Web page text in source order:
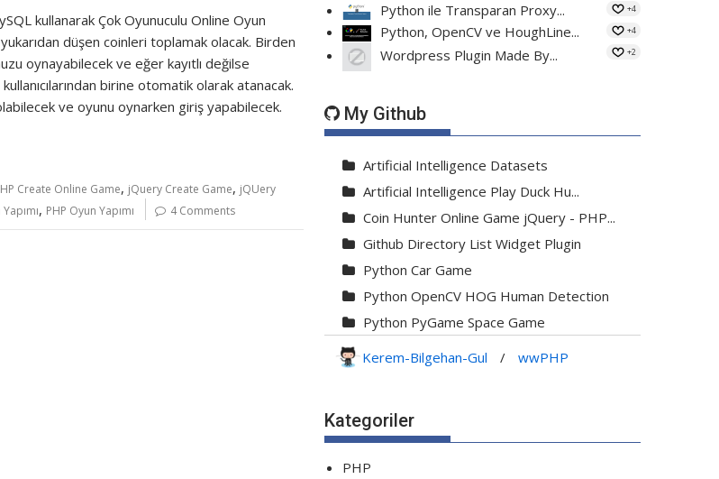
kullanarak Çok Oyunuculu Online Oyun
düşen coinleri toplamak olacak. Birden
oynayabilecek ve eğer kayıtlı değilse
birine otomatik olarak atanacak.
ve oyunu oynarken giriş yapabilecek.
Create Online Game, jQuery Create Game, jQUery
, PHP Oyun Yapımı 4 Comments
Python ile Transparan Proxy... +4
Python, OpenCV ve HoughLine... +4
Wordpress Plugin Made By... +2
My Github
Artificial Intelligence Datasets
Artificial Intelligence Play Duck Hu...
Coin Hunter Online Game jQuery - PHP...
Github Directory List Widget Plugin
Python Car Game
Python OpenCV HOG Human Detection
Python PyGame Space Game
Python Transparent Proxy Server
Kerem-Bilgehan-Gul / wwPHP
Kategoriler
PHP